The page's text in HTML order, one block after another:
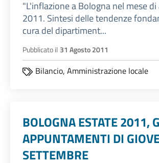
"L'inflazione a Bologna nel mese
2011. Sintesi delle tendenze
cura del dipartiment...
Pubblicato il 31 Agosto 2011
Bilancio, Amministrazione locale
BOLOGNA ESTATE 2011,
APPUNTAMENTI DI
SETTEMBRE